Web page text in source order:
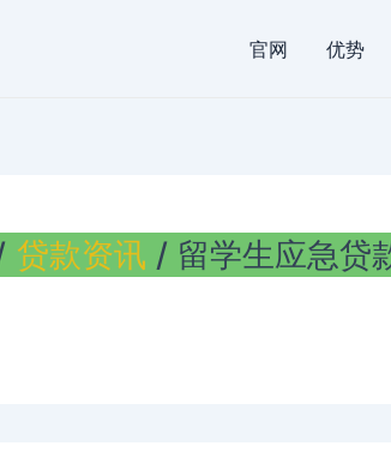
官网 优势
贷款资讯 留学生应急贷